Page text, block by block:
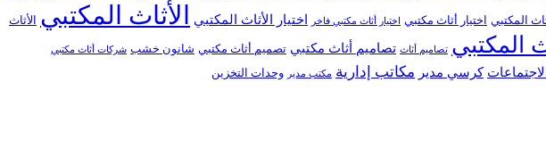
المكتبي اختيار أثاث مكتبي اختيار أثاث مكتبي فاخر اختيار الأثاث المكتبي الأثاث المكتبي الأثاث
المكتبي تصاميم أثاث تصاميم أثاث مكتبي تصميم أثاث مكتبي شانون خشب شركات أثاث مكتبي
كرسي مدير مكاتب إدارية مكتب مدير وحدات التخزين